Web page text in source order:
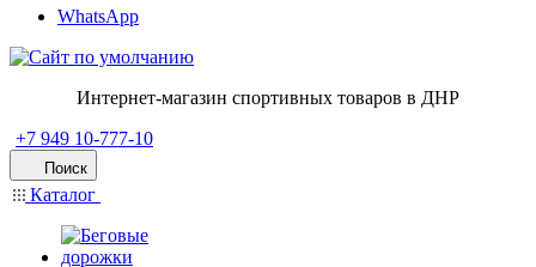
WhatsApp
Интернет-магазин спортивных товаров в ДНР
+7 949 10-777-10
Поиск
Каталог